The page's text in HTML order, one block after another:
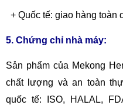
+ Quốc tế: giao hàng toàn
5. Chứng chỉ nhà máy:
Sản phẩm của Mekong
chất lượng và an toàn
quốc tế: ISO, HALAL,